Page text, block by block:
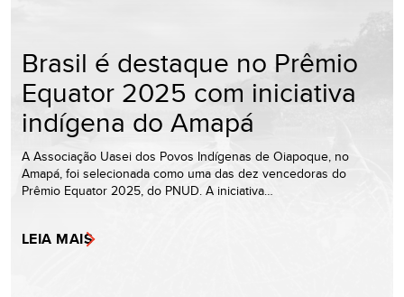
Brasil é destaque no Prêmio
Equator 2025 com iniciativa
indígena do Amapá
A Associação Uasei dos Povos Indígenas de Oiapoque, no
Amapá, foi selecionada como uma das dez vencedoras do
Prêmio Equator 2025, do PNUD. A iniciativa…
LEIA MAIS